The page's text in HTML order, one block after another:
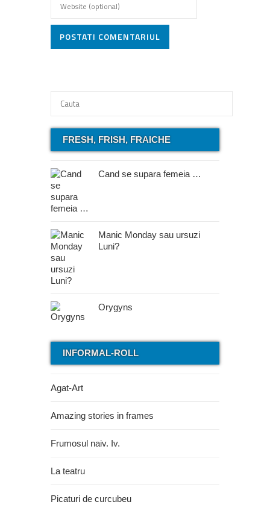
POSTATI COMENTARIUL
FRESH, FRISH, FRAICHE
Cand se supara femeia …
Manic Monday sau ursuzi
Luni?
Orygyns
INFORMAL-ROLL
Agat-Art
Amazing stories in frames
Frumosul naiv. Iv.
La teatru
Picaturi de curcubeu